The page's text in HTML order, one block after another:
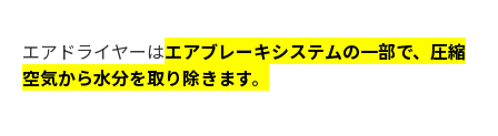
エアドライヤーはエアブレーキシステムの一部で、圧縮
空気から水分を取り除きます。